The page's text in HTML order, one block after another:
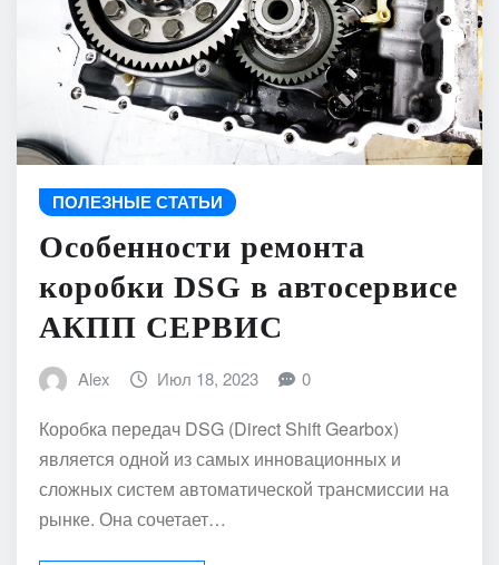
ПОЛЕЗНЫЕ СТАТЬИ
Особенности ремонта
коробки DSG в автосервисе
АКПП СЕРВИС
Alex Июл 18, 2023 0
Коробка передач DSG (Direct Shift Gearbox)
является одной из самых инновационных и
сложных систем автоматической трансмиссии на
рынке. Она сочетает…